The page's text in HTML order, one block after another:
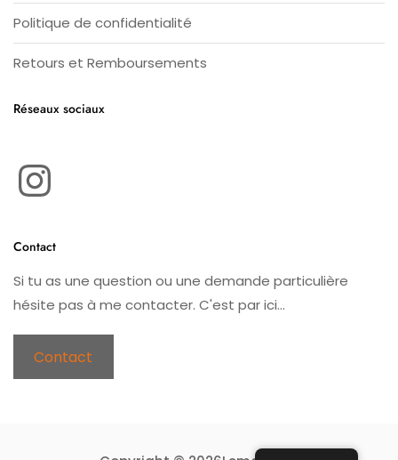
Politique de confidentialité
Retours et Remboursements
Réseaux sociaux
Contact
Si tu as une question ou une demande particulière
hésite pas à me contacter. C'est par ici...
Contact